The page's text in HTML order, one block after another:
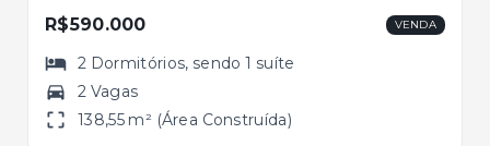
R$590.000 VENDA
2 Dormitórios, sendo1 suíte
2 Vagas
138,55 m² (Área Construída)